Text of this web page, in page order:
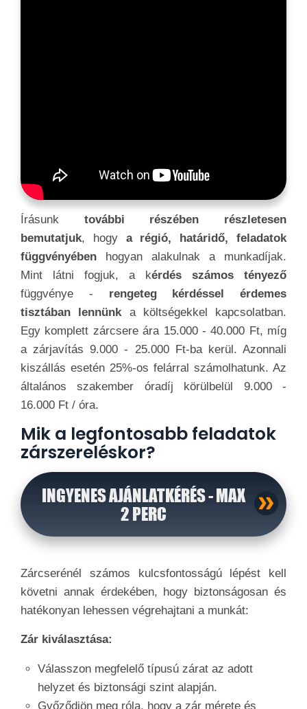
Írásunk további részében részletesen
bemutatjuk, hogy a régió, határidő, feladatok
függvényében hogyan alakulnak a munkadíjak.
Mint látni fogjuk, a kérdés számos tényező
függvénye - rengeteg kérdéssel érdemes
tisztában lennünk a költségekkel kapcsolatban.
Egy komplett zárcsere ára 15.000 - 40.000 Ft, míg
a zárjavítás 9.000 - 25.000 Ft-ba kerül. Azonnali
kiszállás esetén 25%-os felárral számolhatunk. Az
általános szakember óradíj körülbelül 9.000 -
16.000 Ft / óra.
Mik a legfontosabb feladatok
zárszereléskor?
INGYENES AJÁNLATKÉRÉS - MAX
2 PERC
Zárcserénél számos kulcsfontosságú lépést kell
követni annak érdekében, hogy biztonságosan és
hatékonyan lehessen végrehajtani a munkát:
Zár kiválasztása:
Válasszon megfelelő típusú zárat az adott
helyzet és biztonsági szint alapján.
Győződjön meg róla, hogy a zár mérete és